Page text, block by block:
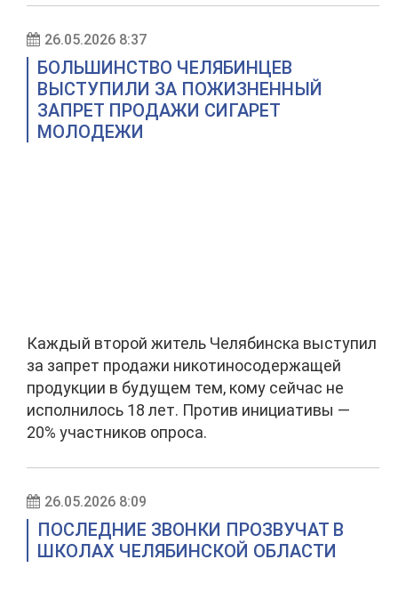
26.05.2026 8:37
БОЛЬШИНСТВО ЧЕЛЯБИНЦЕВ
ВЫСТУПИЛИ ЗА ПОЖИЗНЕННЫЙ
ЗАПРЕТ ПРОДАЖИ СИГАРЕТ
МОЛОДЕЖИ
Каждый второй житель Челябинска выступил
за запрет продажи никотиносодержащей
продукции в будущем тем, кому сейчас не
исполнилось 18 лет. Против инициативы —
20% участников опроса.
26.05.2026 8:09
ПОСЛЕДНИЕ ЗВОНКИ ПРОЗВУЧАТ В
ШКОЛАХ ЧЕЛЯБИНСКОЙ ОБЛАСТИ